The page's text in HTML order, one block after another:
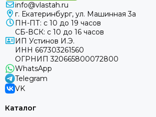
info@vlastah.ru
г. Екатеринбург, ул. Машинная 3а
ПН-ПТ: с 10 до 19 часов
СБ-ВСК: с 10 до 16 часов
ИП Устинов И.Э.
ИНН 667303261560
ОГРНИП 320665800072800
WhatsApp
Telegram
VK
Каталог